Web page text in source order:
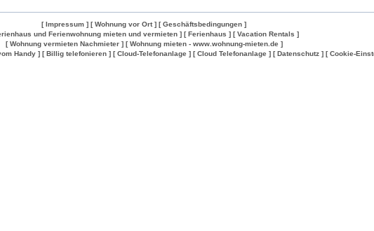
[ Impressum ] [ Wohnung vor Ort ] [ Geschäftsbedingungen ]
und Ferienwohnung mieten und vermieten ] [ Ferienhaus ] [ Vacation Rentals ]
[ Wohnung vermieten Nachmieter ] [ Wohnung mieten - www.wohnung-mieten.de ]
Handy ] [ Billig telefonieren ] [ Cloud-Telefonanlage ] [ Cloud Telefonanlage ] [ Datenschutz ] [ Cookie-